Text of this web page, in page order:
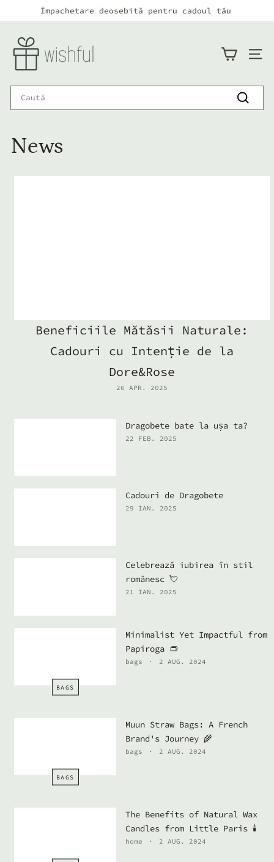
către
Pauză
Împachetare deosebită pentru cadoul tău
w
i
s
f
l
Caută
News
Beneficiile Mătăsii Naturale:
Cadouri cu Intenție de la
Dore&Rose
26 APR. 2025
Dragobete bate la ușa ta?
22 FEB. 2025
Cadouri de Dragobete
29 IAN. 2025
Celebrează iubirea în stil
românesc 💘
21 IAN. 2025
BAGS
Minimalist Yet Impactful from
Papiroga 👝
bags 2 AUG. 2024
BAGS
Muun Straw Bags: A French
Brand's Journey 🌾
bags 2 AUG. 2024
The Benefits of Natural Wax
Candles from Little Paris 🕯️
home 2 AUG. 2024